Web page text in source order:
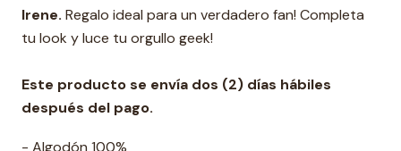
Irene. Regalo ideal para un verdadero fan! Completa
tu look y luce tu orgullo geek!
Este producto se envía dos (2) días hábiles
después del pago.
- Algodón 100%